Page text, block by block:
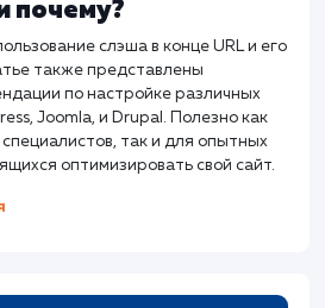
идеальный title
только говорят поисковым